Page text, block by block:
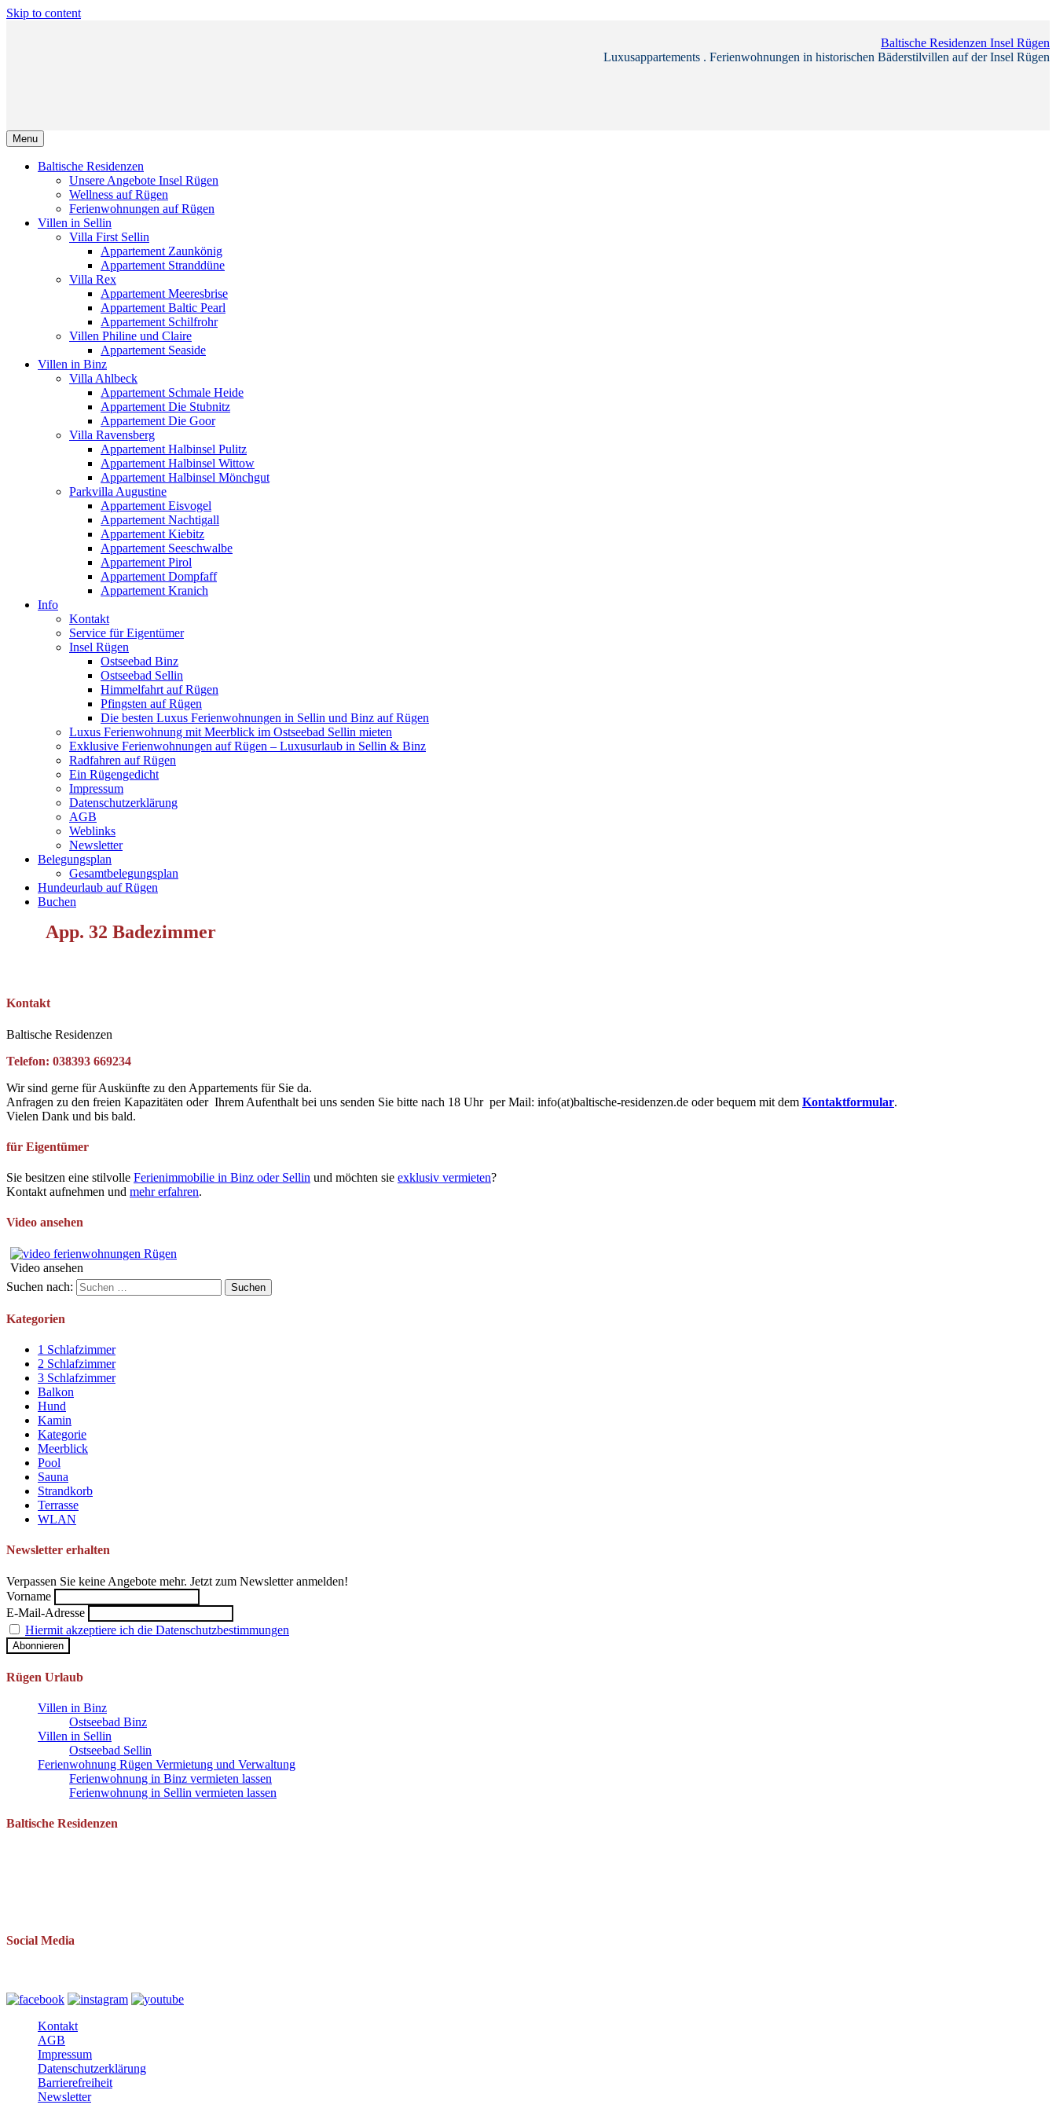
Skip to content
Baltische Residenzen Insel Rügen
Luxusappartements . Ferienwohnungen in historischen Bäderstilvillen auf der Insel Rügen
Menu
Baltische Residenzen
Unsere Angebote Insel Rügen
Wellness auf Rügen
Ferienwohnungen auf Rügen
Villen in Sellin
Villa First Sellin
Appartement Zaunkönig
Appartement Stranddüne
Villa Rex
Appartement Meeresbrise
Appartement Baltic Pearl
Appartement Schilfrohr
Villen Philine und Claire
Appartement Seaside
Villen in Binz
Villa Ahlbeck
Appartement Schmale Heide
Appartement Die Stubnitz
Appartement Die Goor
Villa Ravensberg
Appartement Halbinsel Pulitz
Appartement Halbinsel Wittow
Appartement Halbinsel Mönchgut
Parkvilla Augustine
Appartement Eisvogel
Appartement Nachtigall
Appartement Kiebitz
Appartement Seeschwalbe
Appartement Pirol
Appartement Dompfaff
Appartement Kranich
Info
Kontakt
Service für Eigentümer
Insel Rügen
Ostseebad Binz
Ostseebad Sellin
Himmelfahrt auf Rügen
Pfingsten auf Rügen
Die besten Luxus Ferienwohnungen in Sellin und Binz auf Rügen
Luxus Ferienwohnung mit Meerblick im Ostseebad Sellin mieten
Exklusive Ferienwohnungen auf Rügen – Luxusurlaub in Sellin & Binz
Radfahren auf Rügen
Ein Rügengedicht
Impressum
Datenschutzerklärung
AGB
Weblinks
Newsletter
Belegungsplan
Gesamtbelegungsplan
Hundeurlaub auf Rügen
Buchen
App. 32 Badezimmer
Kontakt
Baltische Residenzen
Telefon: 038393 669234
Wir sind gerne für Auskünfte zu den Appartements für Sie da.
Anfragen zu den freien Kapazitäten oder Ihrem Aufenthalt bei uns senden Sie bitte nach 18 Uhr per Mail: info(at)baltische-residenzen.de oder bequem mit dem Kontaktformular.
Vielen Dank und bis bald.
für Eigentümer
Sie besitzen eine stilvolle Ferienimmobilie in Binz oder Sellin und möchten sie exklusiv vermieten?
Kontakt aufnehmen und mehr erfahren.
Video ansehen
Video ansehen
Suchen nach:
Kategorien
1 Schlafzimmer
2 Schlafzimmer
3 Schlafzimmer
Balkon
Hund
Kamin
Kategorie
Meerblick
Pool
Sauna
Strandkorb
Terrasse
WLAN
Newsletter erhalten
Verpassen Sie keine Angebote mehr. Jetzt zum Newsletter anmelden!
Vorname
E-Mail-Adresse
Hiermit akzeptiere ich die Datenschutzbestimmungen
Rügen Urlaub
Villen in Binz
Ostseebad Binz
Villen in Sellin
Ostseebad Sellin
Ferienwohnung Rügen Vermietung und Verwaltung
Ferienwohnung in Binz vermieten lassen
Ferienwohnung in Sellin vermieten lassen
Baltische Residenzen
Social Media
Kontakt
AGB
Impressum
Datenschutzerklärung
Barrierefreiheit
Newsletter